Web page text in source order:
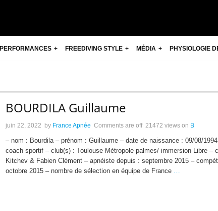
PERFORMANCES FREEDIVING STYLE MÉDIA PHYSIOLOGIE
BOURDILA Guillaume
juin 22, 2022 by France Apnée Comments are off 21472 views on B
– nom : Bourdila – prénom : Guillaume – date de naissance : 09/08/
coach sportif – club(s) : Toulouse Métropole palmes/ immersion Libre –
Kitchev & Fabien Clément – apnéiste depuis : septembre 2015 –
octobre 2015 – nombre de sélection en équipe de France …